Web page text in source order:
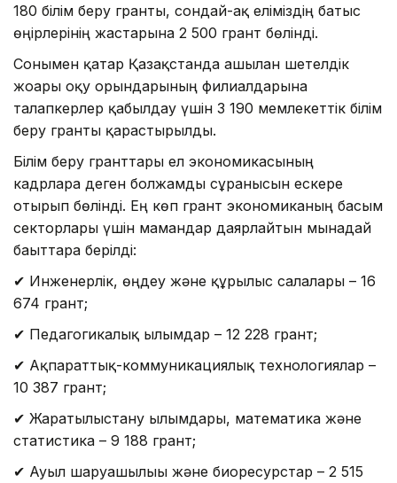
180 білім беру гранты, сондай-ақ еліміздің батыс
өңірлерінің жастарына 2 500 грант бөлінді.
Сонымен қатар Қазақстанда ашылған шетелдік
жоғары оқу орындарының филиалдарына
талапкерлер қабылдау үшін 3 190 мемлекеттік білім
беру гранты қарастырылды.
Білім беру гранттары ел экономикасының
кадрларға деген болжамды сұранысын ескере
отырып бөлінді. Ең көп грант экономиканың басым
секторлары үшін мамандар даярлайтын мынадай
бағыттарға берілді:
✔ Инженерлік, өңдеу және құрылыс салалары – 16
674 грант;
✔ Педагогикалық ғылымдар – 12 228 грант;
✔ Ақпараттық-коммуникациялық технологиялар –
10 387 грант;
✔ Жаратылыстану ғылымдары, математика және
статистика – 9 188 грант;
✔ Ауыл шаруашылығы және биоресурстар – 2 515